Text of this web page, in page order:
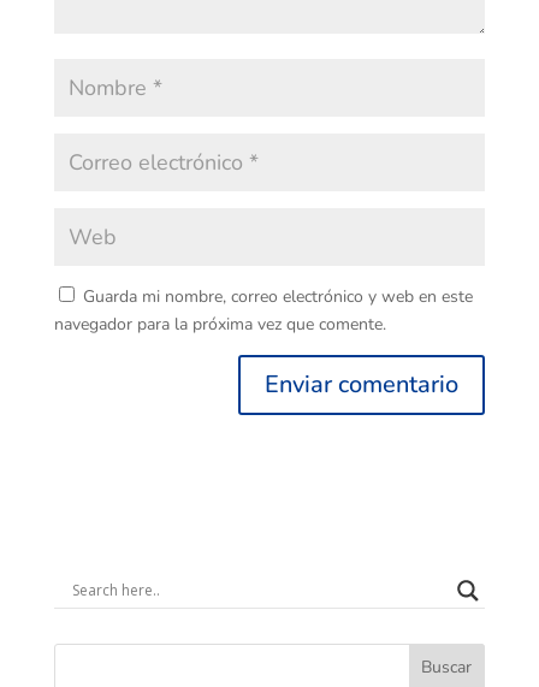
Guarda mi nombre, correo electrónico y web en este
navegador para la próxima vez que comente.
Buscar